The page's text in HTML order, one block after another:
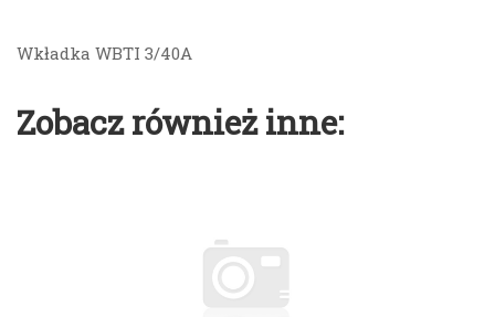
Wkładka WBTI 3/40A
Zobacz również inne: